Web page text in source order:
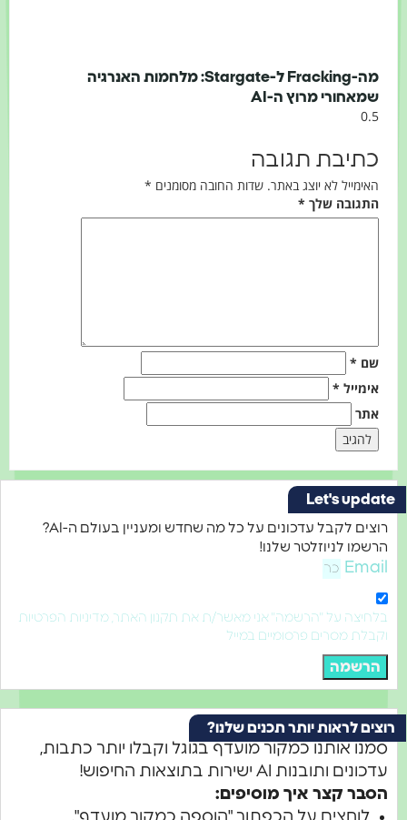
מה-Fracking ל-Stargate: מלחמות האנרגיה
שמאחורי מרוץ ה-AI
כתיבת תגובה
האימייל לא יוצג באתר. שדות החובה מסומנים*
התגובה שלך*
שם*
אימייל*
אתר
Let's update
רוצים לקבל עדכונים על כל מה שחדש ומעניין בעולם ה-AI?
הרשמו לניוזלטר שלנו!
Email
בלחיצה על "הרשמה" אני מאשר/ת את תקנון האתר, מדיניות הפרטיות
וקבלת מסרים פרסומיים במייל
הרשמה
רוצים לראות יותר תכנים שלנו?
סמנו אותנו כמקור מועדף בגוגל וקבלו יותר כתבות,
עדכונים ותובנות AI ישירות בתוצאות החיפוש!
הסבר קצר איך מוסיפים: